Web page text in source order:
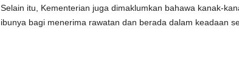
Selain itu, Kementerian juga dimaklumkan bahawa kanak-
ibunya bagi menerima rawatan dan berada dalam keadaan